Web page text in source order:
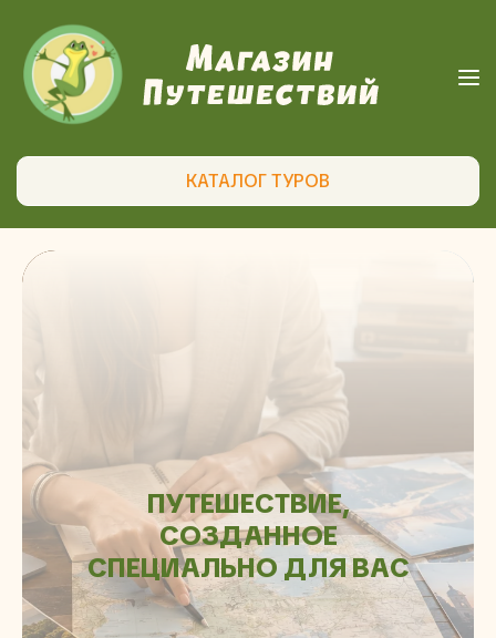
КАТАЛОГ ТУРОВ
ПУТЕШЕСТВИЕ,
СОЗДАННОЕ
СПЕЦИАЛЬНО ДЛЯ ВАС